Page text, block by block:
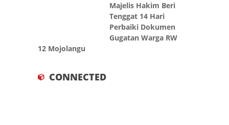
Majelis Hakim Beri
Tenggat 14 Hari
Perbaiki Dokumen
Gugatan Warga RW
12 Mojolangu
CONNECTED